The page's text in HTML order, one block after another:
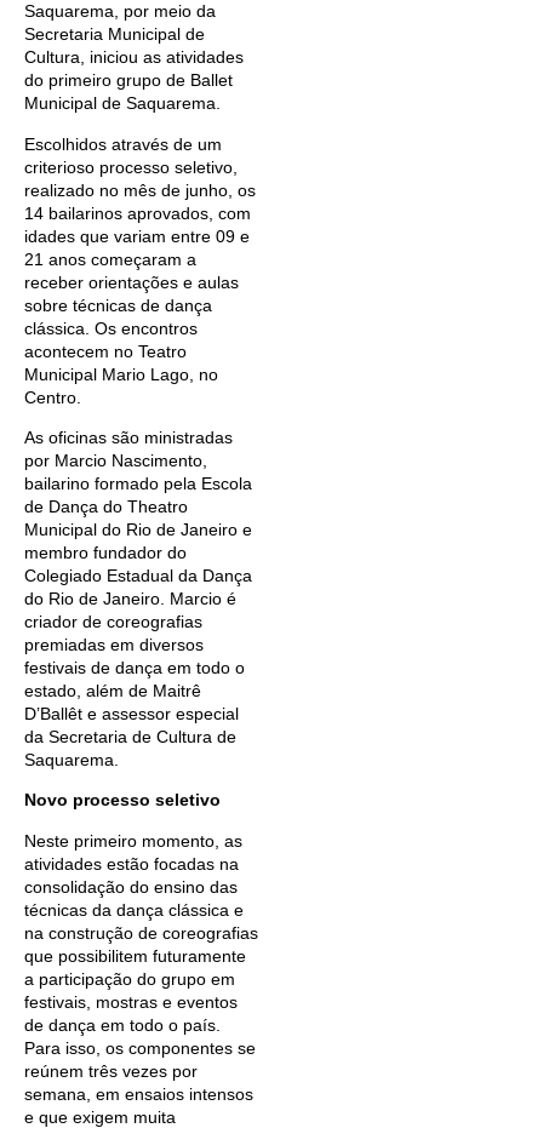
Saquarema, por meio da
Secretaria Municipal de
Cultura, iniciou as atividades
do primeiro grupo de Ballet
Municipal de Saquarema.
Escolhidos através de um
criterioso processo seletivo,
realizado no mês de junho, os
14 bailarinos aprovados, com
idades que variam entre 09 e
21 anos começaram a
receber orientações e aulas
sobre técnicas de dança
clássica. Os encontros
acontecem no Teatro
Municipal Mario Lago, no
Centro.
As oficinas são ministradas
por Marcio Nascimento,
bailarino formado pela Escola
de Dança do Theatro
Municipal do Rio de Janeiro e
membro fundador do
Colegiado Estadual da Dança
do Rio de Janeiro. Marcio é
criador de coreografias
premiadas em diversos
festivais de dança em todo o
estado, além de Maitrê
D’Ballêt e assessor especial
da Secretaria de Cultura de
Saquarema.
Novo processo seletivo
Neste primeiro momento, as
atividades estão focadas na
consolidação do ensino das
técnicas da dança clássica e
na construção de coreografias
que possibilitem futuramente
a participação do grupo em
festivais, mostras e eventos
de dança em todo o país.
Para isso, os componentes se
reúnem três vezes por
semana, em ensaios intensos
e que exigem muita